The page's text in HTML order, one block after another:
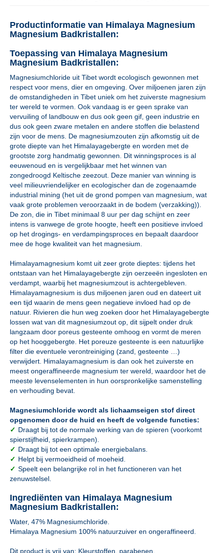
Productinformatie van Himalaya Magnesium
Magnesium Badkristallen:
Toepassing van Himalaya Magnesium
Magnesium Badkristallen:
Magnesiumchloride uit Tibet wordt ecologisch gewonnen met
respect voor mens, dier en omgeving. Over miljoenen jaren zijn
de omstandigheden in Tibet uniek om het zuiverste magnesium
ter wereld te vormen. Ook vandaag is er geen sprake van
vervuiling of landbouw en dus ook geen gif, geen industrie en
dus ook geen zware metalen en andere stoffen die belastend
zijn voor de mens. De magnesiumzouten zijn afkomstig uit de
grote diepte van het Himalayagebergte en worden met de
grootste zorg handmatig gewonnen. Dit winningsproces is al
eeuwenoud en is vergelijkbaar met het winnen van
zongedroogd Keltische zeezout. Deze manier van winning is
veel milieuvriendelijker en ecologischer dan de zogenaamde
industrial mining (het uit de grond pompen van magnesium, wat
vaak grote problemen veroorzaakt in de bodem (verzakking)).
De zon, die in Tibet minimaal 8 uur per dag schijnt en zeer
intens is vanwege de grote hoogte, heeft een positieve invloed
op het drogings- en verdampingsproces en bepaalt daardoor
mee de hoge kwaliteit van het magnesium.
Himalayamagnesium komt uit zeer grote dieptes: tijdens het
ontstaan van het Himalayagebergte zijn oerzeeën ingesloten en
verdampt, waarbij het magnesiumzout is achtergebleven.
Himalayamagnesium is dus miljoenen jaren oud en dateert uit
een tijd waarin de mens geen negatieve invloed had op de
natuur. Rivieren die hun weg zoeken door het Himalayagebergte
lossen wat van dit magnesiumzout op, dit sijpelt onder druk
langzaam door poreus gesteente omhoog en vormt de meren
op het hooggebergte. Het poreuze gesteente is een natuurlijke
filter die eventuele verontreiniging (zand, gesteente …)
verwijdert. Himalayamagnesium is dan ook het zuiverste en
meest ongeraffineerde magnesium ter wereld, waardoor het de
meeste levenselementen in hun oorspronkelijke samenstelling
en verhouding bevat.
Magnesiumchloride wordt als lichaamseigen stof direct
opgenomen door de huid en heeft de volgende functies:
✓ Draagt bij tot de normale werking van de spieren (voorkomt
spierstijfheid, spierkrampen).
✓ Draagt bij tot een optimale energiebalans.
✓ Helpt bij vermoeidheid of moeheid.
✓ Speelt een belangrijke rol in het functioneren van het
zenuwstelsel.
Ingrediënten van Himalaya Magnesium
Magnesium Badkristallen:
Water, 47% Magnesiumchloride.
Himalaya Magnesium 100% natuurzuiver en ongeraffineerd.
Dit product is vrij van: Kleurstoffen, parabenen,